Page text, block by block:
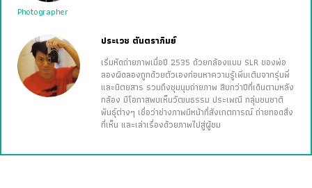
Photographer
ประเวช ตันตราภิมย์
เริ่มหัดถ่ายภาพเมื่อปี 2535 ด้วยกล้องแบบ SLR ของพ่อ
ลองผิดลองถูกด้วยตัวเองก่อนหาความรู้เพิ่มเติมจากรุ่นพี่
และนิตยสาร รวมถึงชุมนุมถ่ายภาพ สิบกว่าปีที่เดินตามหลัง
กล้อง มีโอกาสพบเห็นวัฒนธรรม ประเพณี กลุ่มชนชาติ
พันธุ์ต่างๆ เชื่อว่าช่างภาพมีหน้าที่สังเกตการณ์ ถ่ายทอดสิ่ง
ที่เห็น และเล่าเรื่องด้วยภาพไปสู่ผู้ชม